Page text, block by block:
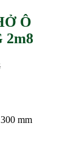
Ô
2m8
mm